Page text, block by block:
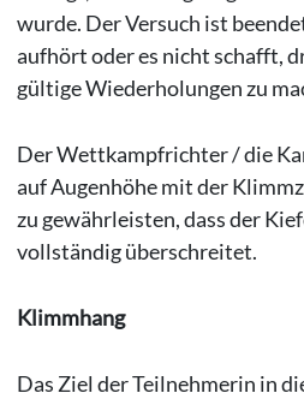
wurde. Der Versuch ist
aufhört oder es nicht schafft,
gültige Wiederholungen zu
Der Wettkampfrichter / die
auf Augenhöhe mit der
zu gewährleisten, dass der
vollständig überschreitet.
Klimmhang
Das Ziel der Teilnehmerin in